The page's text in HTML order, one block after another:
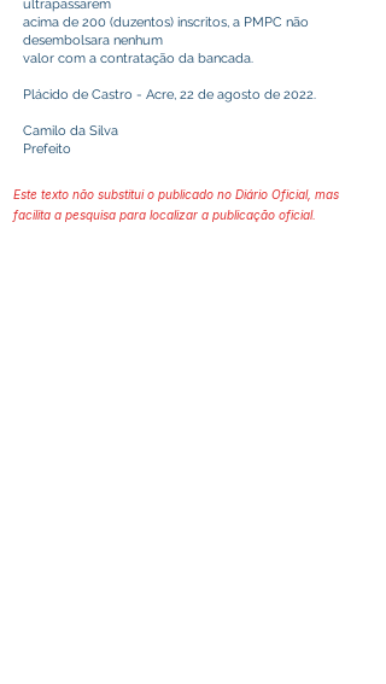
ultrapassarem
acima de 200 (duzentos) inscritos, a PMPC não
desembolsara nenhum
valor com a contratação da bancada.
Plácido de Castro - Acre, 22 de agosto de 2022.
Camilo da Silva
Prefeito
Este texto não substitui o publicado no Diário Oficial, mas
facilita a pesquisa para localizar a publicação oficial.